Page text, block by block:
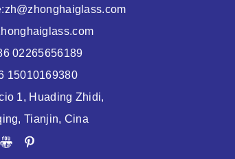
zh@zhonghaiglass.com
02265656189
15010169380
1, Huading Zhidi,
Tianjin, Cina